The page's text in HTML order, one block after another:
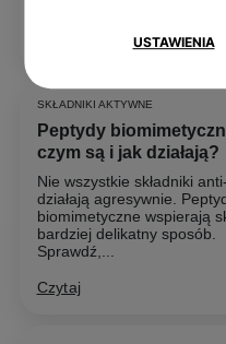
USTAWIENIA
SKŁADNIKI AKTYWNE
Peptydy
czym są i jak działają?
Nie wszystkie składniki
działają agresywnie.
biomimetyczne wspierają
bardziej delikatny sposób.
Sprawdź,...
Czytaj